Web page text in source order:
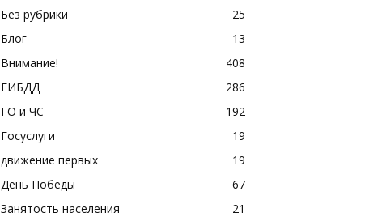
Без рубрики
25
Блог
13
Внимание!
408
ГИБДД
286
ГО и ЧС
192
Госуслуги
19
движение первых
19
День Победы
67
Занятость населения
21